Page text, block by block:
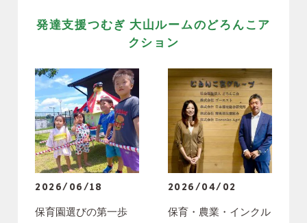
発達支援つむぎ 大山ルームのどろんこア
クション
2026/06/18
保育園選びの第一歩
2026/04/02
保育・農業・インクル